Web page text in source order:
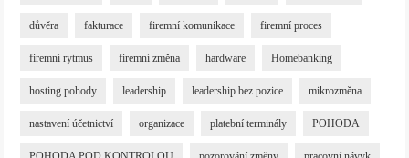
důvěra fakturace firemní komunikace firemní proces
firemní rytmus firemní změna hardware Homebanking
hosting pohody leadership leadership bez pozice mikrozměna
nastavení účetnictví organizace platební terminály POHODA